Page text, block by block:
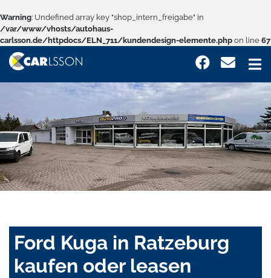
Warning: Undefined array key "shop_intern_freigabe" in
/var/www/vhosts/autohaus-
carlsson.de/httpdocs/ELN_711/kundendesign-elemente.php on line 67
Ford Kuga in Ratzeburg
kaufen oder leasen